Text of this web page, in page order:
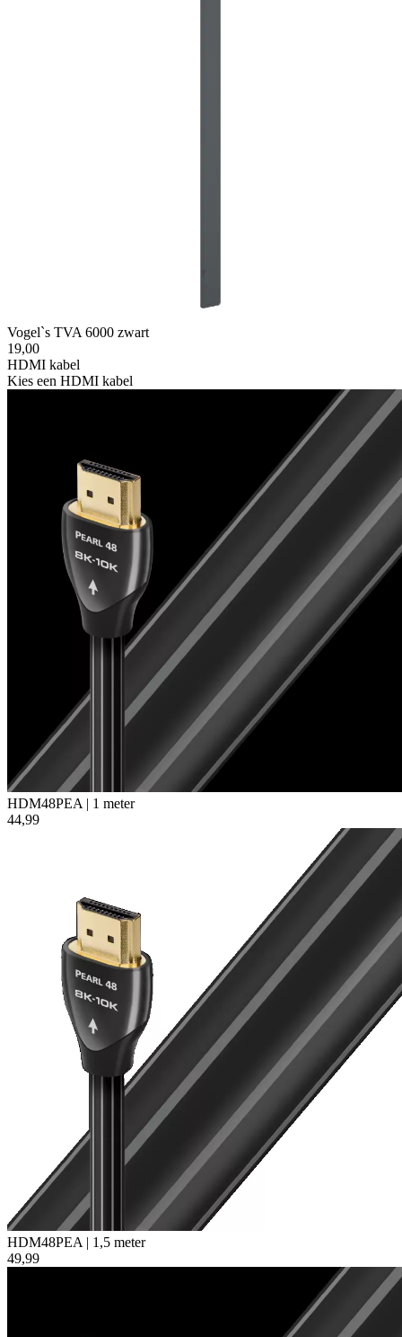
Vogel`s TVA 6000 zwart
19,00
HDMI kabel
Kies een HDMI kabel
HDM48PEA | 1 meter
44,99
HDM48PEA | 1,5 meter
49,99